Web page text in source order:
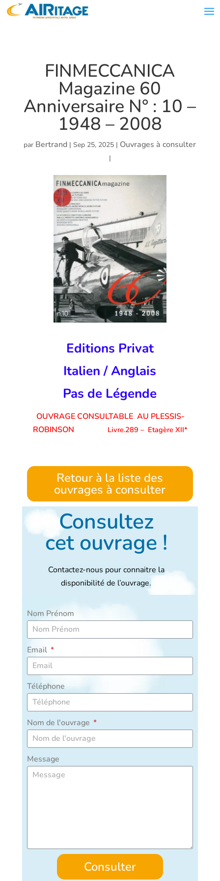
FINMECCANICA
Magazine 60
Anniversaire N° : 10 –
1948 – 2008
par Bertrand |Sep 25, 2025 | Ouvrages à consulter
|
Editions Privat
Italien / Anglais
Pas de Légende
OUVRAGE CONSULTABLE AU PLESSIS-
ROBINSON Livre.289 – Etagère XII*
Retour à la liste des
ouvrages à consulter
Consultez
cet ouvrage !
Contactez-nous pour connaitre la
disponibilité de l’ouvrage.
Nom Prénom
Email
Téléphone
Nom de l'ouvrage
Message
Consulter